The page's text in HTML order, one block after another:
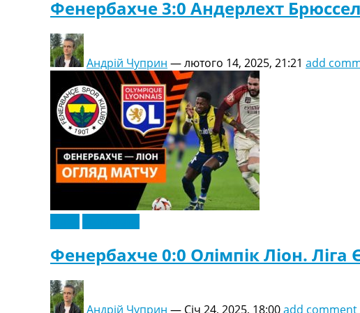
Фенербахче 3:0 Андерлехт
Андрій Чуприн —лютого 14, 2025, 21:21 add
Фенербахче 0:0 Олімпік Ліон. Ліга
Андрій Чуприн — Січ 24, 2025, 18:00add comment